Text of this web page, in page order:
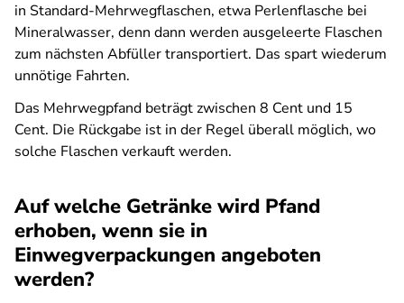
in Standard-Mehrwegflaschen, etwa Perlenflasche bei
Mineralwasser, denn dann werden ausgeleerte Flaschen
zum nächsten Abfüller transportiert. Das spart wiederum
unnötige Fahrten.
Das Mehrwegpfand beträgt zwischen 8 Cent und 15
Cent. Die Rückgabe ist in der Regel überall möglich, wo
solche Flaschen verkauft werden.
Auf welche Getränke wird Pfand
erhoben, wenn sie in
Einwegverpackungen angeboten
werden?